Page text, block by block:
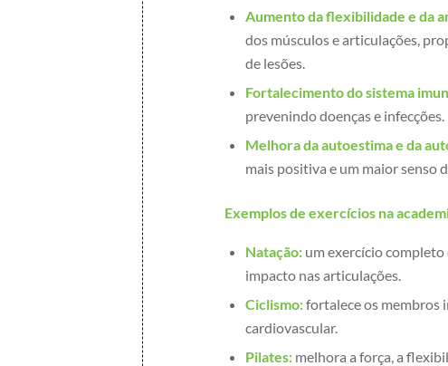
Aumento da flexibilidade e da
dos músculos e articulações,
de lesões.
Fortalecimento do sistema
prevenindo doenças e infecções.
Melhora da autoestima e da
mais positiva e um maior senso
Exemplos de exercícios na
Natação: um exercício
impacto nas articulações.
Ciclismo:fortalece os membros
cardiovascular.
Pilates: melhora a força, a